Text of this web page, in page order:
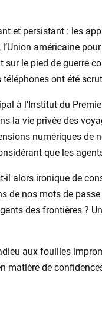
et persistant : les
américaine
le pied de guerre
ont été
à l’Institut du
la vie privée des
numériques de
que les
il alors ironique de
de nos mots de
des frontières ?
aux fouilles
matière de